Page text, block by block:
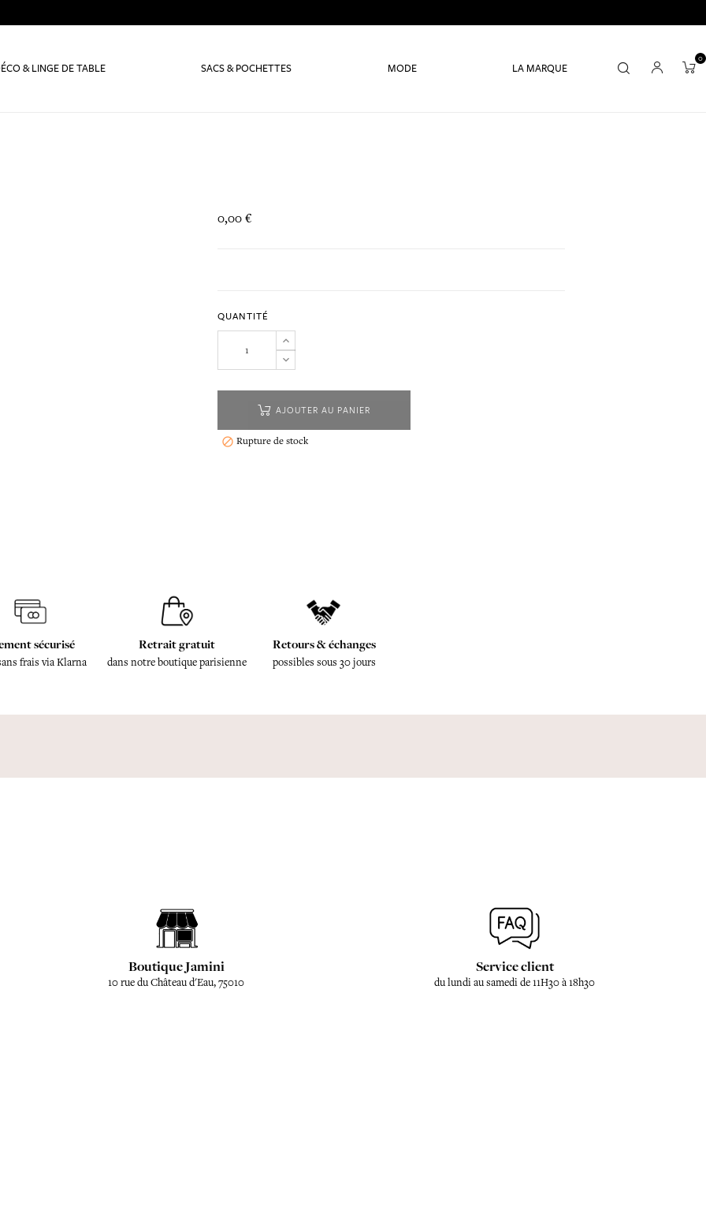
& LINGE DE TABLE SACS & POCHETTES MODE LA MARQUE
0
0,00 €
QUANTITÉ
AJOUTER AU PANIER
 Rupture de stock
sécurisé
frais via Klarna
Retrait gratuit
dans notre boutique parisienne
Retours & échanges
possibles sous 30 jours
Boutique Jamini
10 rue du Château d'Eau, 75010
Service client
du lundi au samedi de 11H30 à 18h30